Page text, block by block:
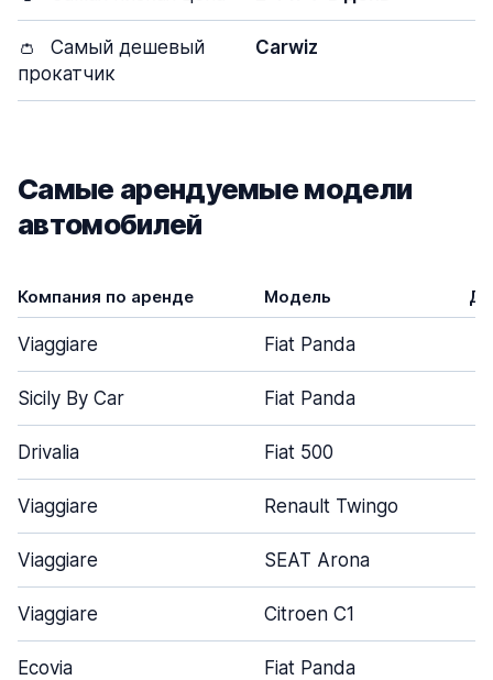
👛
Самый дешевый
прокатчик
Carwiz
Самые арендуемые модели
автомобилей
Компания по аренде Модель
Viaggiare Fiat Panda
Sicily By Car Fiat Panda
Drivalia Fiat 500
Viaggiare Renault Twingo
Viaggiare SEAT Arona
Viaggiare Citroen C1
Ecovia Fiat Panda